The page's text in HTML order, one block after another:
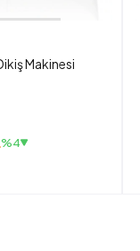
Makinesi
%4